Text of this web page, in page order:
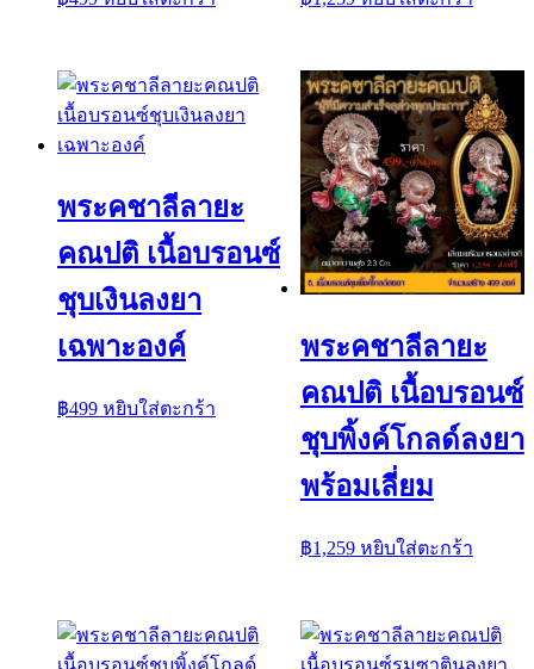
พระคชาลีลายะ
คณปติ เนื้อบรอนซ์
ชุบเงินลงยา
เฉพาะองค์
฿499 หยิบใส่ตะกร้า
พระคชาลีลายะ
คณปติ เนื้อบรอนซ์
ชุบพิ้งค์โกลด์ลงยา
พร้อมเลี่ยม
฿1,259 หยิบใส่ตะกร้า